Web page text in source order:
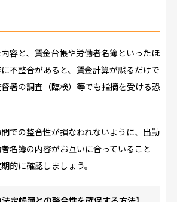
容と、賃金台帳や労働者名簿といったほ
不整合があると、賃金計算が誤るだけで
署の調査（臨検）等でも指摘を受ける恐
での整合性が損なわれないように、出勤
名簿の内容がお互いに合っていること
的に確認しましょう。